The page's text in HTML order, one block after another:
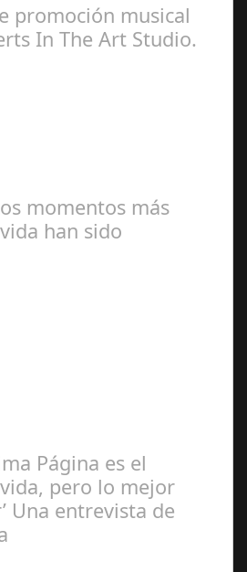
promoción musical
In The Art Studio.
momentos más
han sido
Página es el
pero lo mejor
Una entrevista de